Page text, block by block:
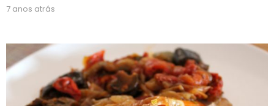
7 anos atrás